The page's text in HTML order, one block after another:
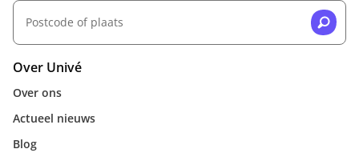
Over Univé
Over ons
Actueel nieuws
Blog